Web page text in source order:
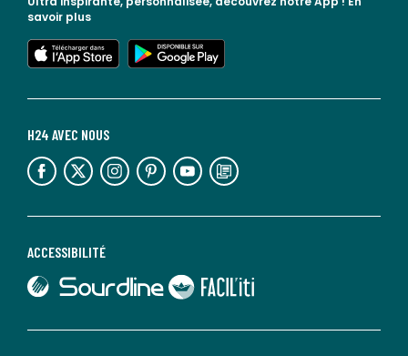
ACCESSIBILITÉ
lien vers Sourdline
lien vers Faciliti
H24 AVEC NOUS
lien vers l'espace réseaux sociaux lien vers l'espace réseaux sociaux lien vers l'espace réseaux sociaux lien vers l'espace réseaux sociaux lien vers l'espace réseaux sociaux lien vers le blog la redoute
savoir plus
lien vers l'app store
lien vers google play